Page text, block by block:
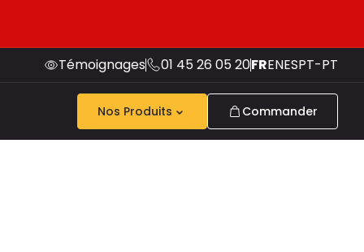
Témoignages 01 45 26 05 20FRENESPT-PT
Nos Produits Commander